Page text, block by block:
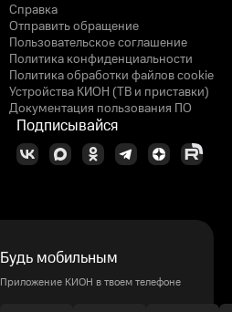
Справка
Отправить обращение
Пользовательское соглашение
Политика конфиденциальности
Политика обработки файлов cookie
Устройства КИОН (ТВ и приставки)
Документация пользования ПО
Подписывайся
Будь мобильным
Приложение КИОН в твоем телефоне